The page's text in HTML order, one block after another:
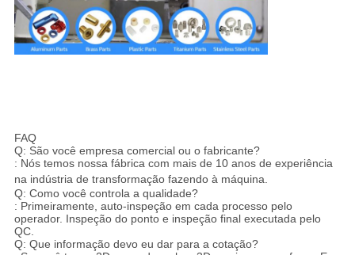
FAQ
Q: São você empresa comercial ou o fabricante?
: Nós temos nossa fábrica com mais de 10 anos de experiência
na indústria de transformação fazendo à máquina.
Q: Como você controla a qualidade?
: Primeiramente, auto-inspeção em cada processo pelo
operador. Inspeção do ponto e inspeção final executada pelo
QC.
Q: Que informação devo eu dar para a cotação?